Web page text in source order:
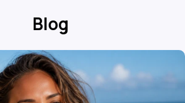
Blog